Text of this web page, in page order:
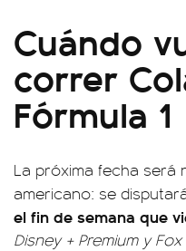
Cuándo
correr
Fórmula 1
La próxima fecha será
americano: se
el fin de semana que
Disney + Premium y